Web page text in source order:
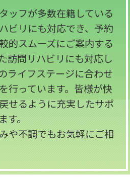
ッフが多数在籍している
ビリにも対応でき、予約
的スムーズにご案内する
訪問リハビリにも対応し
ライフステージに合わせ
行っています。皆様が快
せるように充実したサポ
す。
や不調でもお気軽にご相